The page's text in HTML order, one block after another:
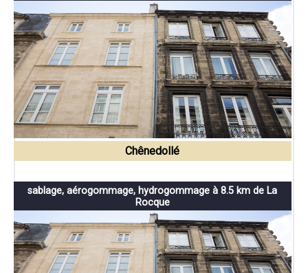
Chênedollé
sablage, aérogommage, hydrogommage à 8.5 km de La
Rocque